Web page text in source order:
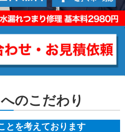
のこだわり
とを考えております